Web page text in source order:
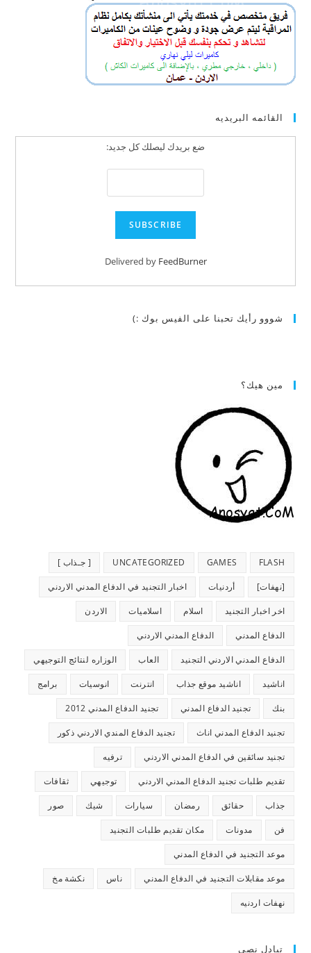
القائمه البريديه
ضع بريدك ليصلك كل جديد:
Delivered by FeedBurner
شووو رأيك تحبنا على الفيس بوك :)
مين هيك؟
FLASH
GAMES
UNCATEGORIZED [ جـذاب ]
[نهفات] أردنيات اخبار التجنيد في الدفاع المدني الاردني
اخر اخبار التجنيد اسلام اسلاميات الاردن
الدفاع المدني الدفاع المدني الاردني
الدفاع المدني الاردني التجنيد العاب الوزاره لنتائج التوجيهي
اناشيد اناشيد موقع جذاب انترنت انوسيات برامج
بنك تجنيد الدفاع المدني تجنيد الدفاع المدني 2012
تجنيد الدفاع المدني اناث تجنيد الدفاع المندي الاردني ذكور
تجنيد سائقين في الدفاع المدني الاردني ترفيه
تقديم طلبات تجنيد الدفاع المدني الاردني توجيهي ثقافات
جذاب حقائق رمضان سيارات شيك صور
فن مدونات مكان تقديم طلبات التجنيد
موعد التجنيد في الدفاع المدني
موعد مقابلات التجنيد في الدفاع المدني ناس نكشة مخ
نهفات اردنيه
تبادل نصي